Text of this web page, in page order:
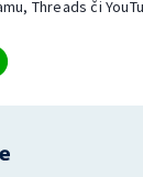
Threads či